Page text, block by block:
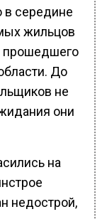
в середине
жильцов
прошедшего
До
не
они
на
недострой,